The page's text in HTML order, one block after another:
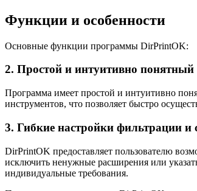
Функции и особенности
Основные функции программы DirPrintOK:
2. Простой и интуитивно понятный
Программа имеет простой и интуитивно
инструментов, что позволяет быстро
3. Гибкие настройки фильтрации и
DirPrintOK предоставляет пользователю
исключить ненужные расширения или
индивидуальные требования.